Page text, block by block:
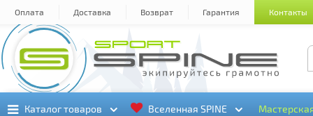
Оплата Доставка Возврат Гарантия Контакты
Каталог товаров
Каталог товаров Вселенная SPINE
Вселенная SPINE